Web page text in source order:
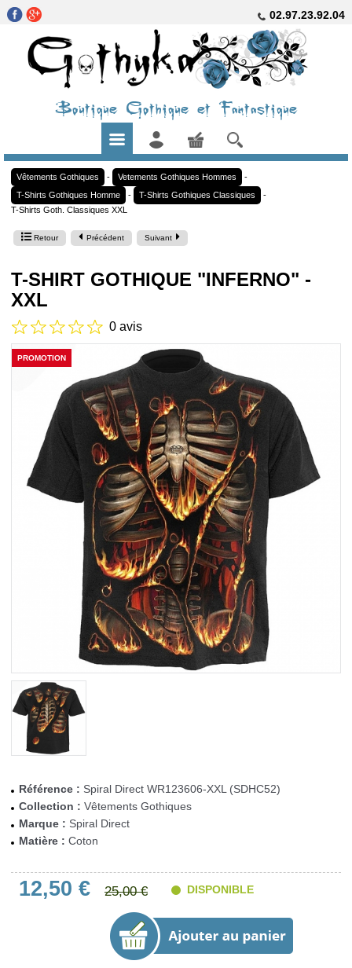
02.97.23.92.04
Boutique Gothique et Fantastique
Vêtements Gothiques - Vetements Gothiques Hommes
-
T-Shirts Gothiques Homme
- T-Shirts Gothiques Classiques
-
T-Shirts Goth. Classiques XXL
Retour Précédent Suivant
T-SHIRT GOTHIQUE "INFERNO" -
XXL
0 avis
PROMOTION
Référence : Spiral Direct WR123606-XXL (SDHC52)
Collection : Vêtements Gothiques
Marque : Spiral Direct
Matière : Coton
12,50 € 25,00 € DISPONIBLE